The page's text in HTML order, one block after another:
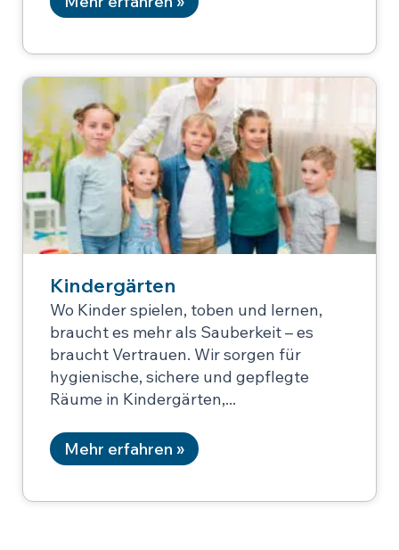
Kindergärten
Wo Kinder spielen, toben und lernen,
braucht es mehr als Sauberkeit – es
braucht Vertrauen. Wir sorgen für
hygienische, sichere und gepflegte
Räume in Kindergärten,
Mehr erfahren »